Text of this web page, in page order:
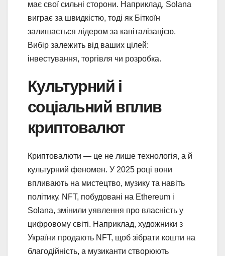
має свої сильні сторони. Наприклад, Solana
виграє за швидкістю, тоді як Біткоїн
залишається лідером за капіталізацією.
Вибір залежить від ваших цілей:
інвестування, торгівля чи розробка.
Культурний і
соціальний вплив
криптовалют
Криптовалюти — це не лише технологія, а й
культурний феномен. У 2025 році вони
впливають на мистецтво, музику та навіть
політику. NFT, побудовані на Ethereum і
Solana, змінили уявлення про власність у
цифровому світі. Наприклад, художники з
України продають NFT, щоб зібрати кошти на
благодійність, а музиканти створюють